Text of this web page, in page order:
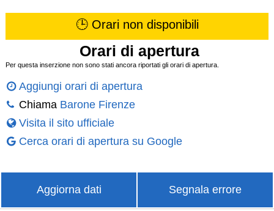
🕒 Orari non disponibili
Orari di apertura
Per questa inserzione non sono stati ancora riportati gli orari di apertura.
Aggiungi orari di apertura
Chiama Barone Firenze
Visita il sito ufficiale
Cerca orari di apertura su Google
Aggiorna dati Segnala errore